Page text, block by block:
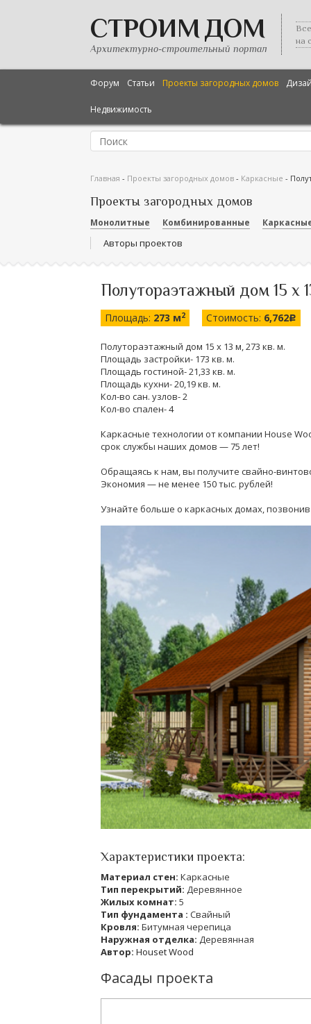
СТРОИМ ДОМ
Архитектурно-строительный портал
на
Форум Статьи Проекты загородных домов
Недвижимость
Главная - Проекты загородных домов - Каркасные -
Проекты загородных домов
Монолитные Комбинированные
Авторы проектов
Полутораэтажный дом 15 х
Площадь: 273 м2 Стоимость: 6,762c
Полутораэтажный дом 15 х 13 м, 273 кв. м.
Площадь застройки- 173 кв. м.
Площадь гостиной- 21,33 кв. м.
Площадь кухни- 20,19 кв. м.
Кол-во сан. узлов- 2
Кол-во спален- 4
Каркасные технологии от компании House
срок службы наших домов — 75 лет!
Обращаясь к нам, вы получите свайно-
Экономия — не менее 150 тыс. рублей!
Узнайте больше о каркасных домах,
Характеристики проекта:
Материал стен: Каркасные
Тип перекрытий: Деревянное
Жилых комнат: 5
Тип фундамента : Свайный
Кровля: Битумная черепица
Наружная отделка: Деревянная
Автор: Houset Wood
Фасады проекта